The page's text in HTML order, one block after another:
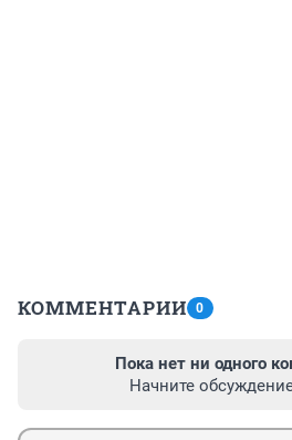
КОММЕНТАРИИ 0
Пока нет ни одного
Начните